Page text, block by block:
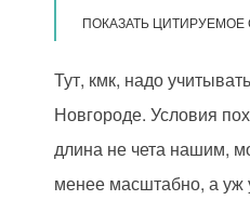
ПОКАЗАТЬ
Тут, кмк, надо
Новгороде. Условия
длина не чета нашим,
менее масштабно, а уж